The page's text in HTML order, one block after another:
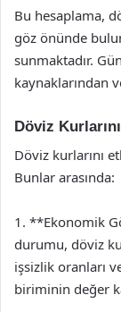
Bu hesaplama,
göz önünde
sunmaktadır.
kaynaklarından
Döviz
Döviz kurlarını
Bunlar arasında:
1. **Ekonomik
durumu, döviz
işsizlik oranları
biriminin değer